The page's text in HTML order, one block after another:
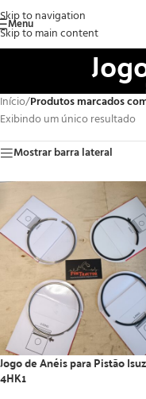
Skip to navigation
Skip to main content
Menu
Início/Produtos marcados
Exibindo um único resultado
Mostrar barra lateral
Jogo de Anéis para Pistão
4HK1